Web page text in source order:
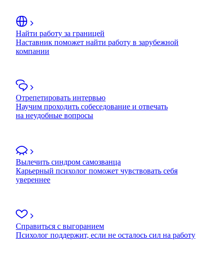
Найти работу за границей
Наставник поможет найти работу в зарубежной
компании
Отрепетировать интервью
Научим проходить собеседование и отвечать
на неудобные вопросы
Вылечить синдром самозванца
Карьерный психолог поможет чувствовать себя
увереннее
Справиться с выгоранием
Психолог поддержит, если не осталось сил на работу